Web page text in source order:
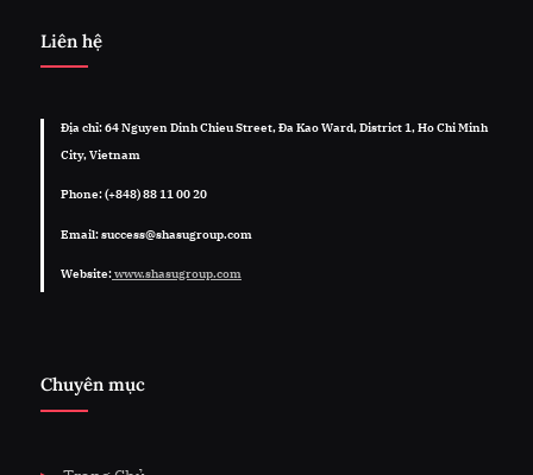
Liên hệ
Địa chỉ: 64 Nguyen Dinh Chieu Street, Đa Kao Ward, District 1, Ho Chi Minh
City, Vietnam
Phone: (+848) 88 11 00 20
Email: success@shasugroup.com
Website:www.shasugroup.com
Chuyên mục